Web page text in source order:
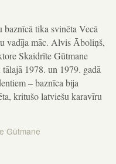
baznīcā tika svinēta Vecā
vadīja māc. Alvis Āboliņš,
Skaidrīte Gūtmane
tālajā 1978. un 1979. gadā
– baznīca bija
kritušo latviešu karavīru
Gūtmane